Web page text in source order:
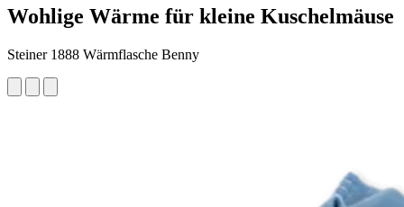
Wohlige Wärme für kleine Kuschelmäuse
Steiner 1888 Wärmflasche Benny